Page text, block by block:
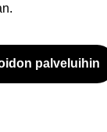
pal­ve­lui­hin